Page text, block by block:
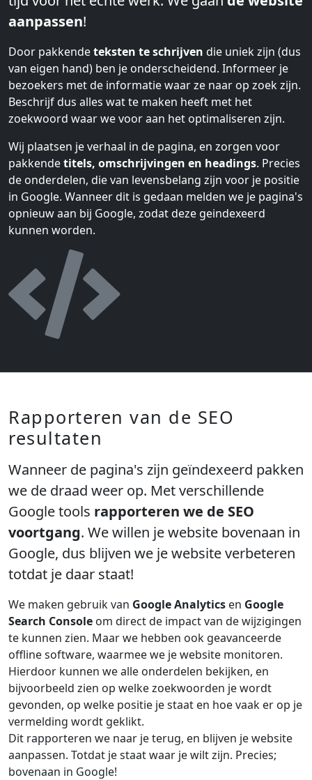
aanpassen
aanpassen!
Door pakkendeteksten te schrijven die uniek zijn (dus
van eigen hand) ben je onderscheidend. Informeer je
bezoekers met de informatie waar ze naar op zoek zijn.
Beschrijf dus alles wat te maken heeft met het
zoekwoord waar we voor aan het optimaliseren zijn.
Wij plaatsen je verhaal in de pagina, en zorgen voor
pakkendetitels, omschrijvingen en headings. Precies
de onderdelen, die van levensbelang zijn voor je positie
in Google. Wanneer dit is gedaan melden we je pagina's
opnieuw aan bij Google, zodat deze geindexeerd
kunnen worden.
Rapporteren van de SEO
resultaten
Wanneer de pagina's zijn geïndexeerd pakken
we de draad weer op. Met verschillende
Google tools rapporteren we de SEO
voortgang. We willen je website bovenaan in
Google, dus blijven we je website verbeteren
totdat je daar staat!
We maken gebruik van Google Analytics en Google
Search Console om direct de impact van de wijzigingen
te kunnen zien. Maar we hebben ook geavanceerde
offline software, waarmee we je website monitoren.
Hierdoor kunnen we alle onderdelen bekijken, en
bijvoorbeeld zien op welke zoekwoorden je wordt
gevonden, op welke positie je staat en hoe vaak er op je
vermelding wordt geklikt.
Dit rapporteren we naar je terug, en blijven je website
aanpassen. Totdat je staat waar je wilt zijn. Precies;
bovenaan in Google!